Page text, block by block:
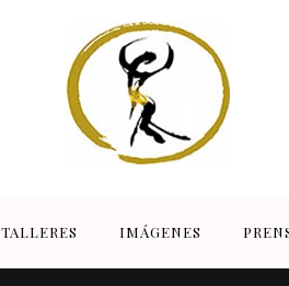
TALLERES IMÁGENES